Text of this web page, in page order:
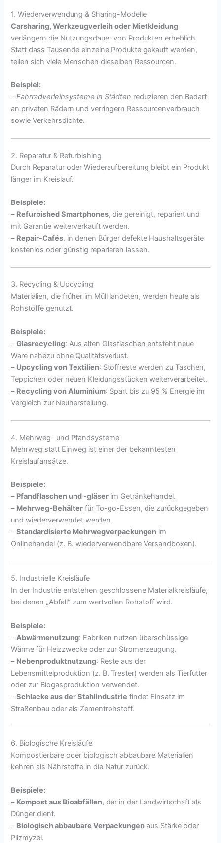
1. Wiederverwendung & Sharing-Modelle
Carsharing, Werkzeugverleih oder Mietkleidung
verlängern die Nutzungsdauer von Produkten erheblich.
Statt dass Tausende einzelne Produkte gekauft werden,
teilen sich viele Menschen dieselben Ressourcen.
Beispiel:
–Fahrradverleihsysteme in Städten reduzieren den Bedarf
an privaten Rädern und verringern Ressourcenverbrauch
sowie Verkehrsdichte.
2. Reparatur & Refurbishing
Durch Reparatur oder Wiederaufbereitung bleibt ein Produkt
länger im Kreislauf.
Beispiele:
– Refurbished Smartphones, die gereinigt, repariert und
mit Garantie weiterverkauft werden.
– Repair-Cafés, in denen Bürger defekte Haushaltsgeräte
kostenlos oder günstig reparieren lassen.
3. Recycling & Upcycling
Materialien, die früher im Müll landeten, werden heute als
Rohstoffe genutzt.
Beispiele:
–Glasrecycling: Aus alten Glasflaschen entsteht neue
Ware nahezu ohne Qualitätsverlust.
– Upcycling von Textilien: Stoffreste werden zu Taschen,
Teppichen oder neuen Kleidungsstücken weiterverarbeitet.
– Recycling von Aluminium: Spart bis zu 95 % Energie im
Vergleich zur Neuherstellung.
4. Mehrweg- und Pfandsysteme
Mehrweg statt Einweg ist einer der bekanntesten
Kreislaufansätze.
Beispiele:
– Pfandflaschen und -gläser im Getränkehandel.
– Mehrweg-Behälter für To-go-Essen, die zurückgegeben
und wiederverwendet werden.
–Standardisierte Mehrwegverpackungen im
Onlinehandel (z. B. wiederverwendbare Versandboxen).
5. Industrielle Kreisläufe
In der Industrie entstehen geschlossene Materialkreisläufe,
bei denen „Abfall“ zum wertvollen Rohstoff wird.
Beispiele:
–Abwärmenutzung: Fabriken nutzen überschüssige
Wärme für Heizzwecke oder zur Stromerzeugung.
– Nebenproduktnutzung: Reste aus der
Lebensmittelproduktion (z. B. Trester) werden als Tierfutter
oder zur Biogasproduktion verwendet.
–Schlacke aus der Stahlindustrie findet Einsatz im
Straßenbau oder als Zementrohstoff.
6. Biologische Kreisläufe
Kompostierbare oder biologisch abbaubare Materialien
kehren als Nährstoffe in die Natur zurück.
Beispiele:
– Kompost aus Bioabfällen, der in der Landwirtschaft als
Dünger dient.
– Biologisch abbaubare Verpackungen aus Stärke oder
Pilzmyzel.